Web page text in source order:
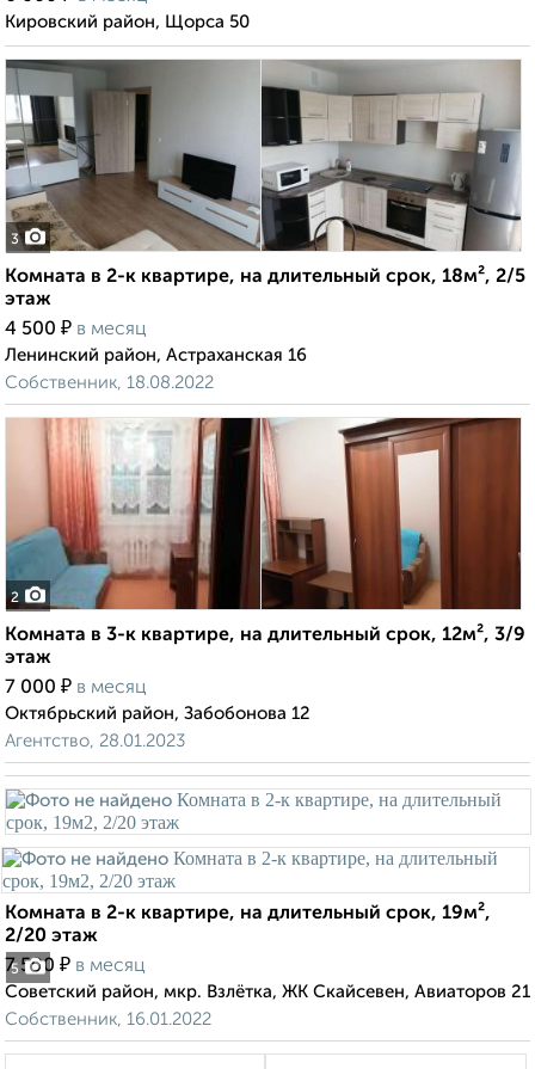
Кировский район, Щорса 50
3
Комната в 2-к квартире, на длительный срок, 18м², 2/5
этаж
4 500 ₽ в месяц
Ленинский район, Астраханская 16
Собственник, 18.08.2022
2
Комната в 3-к квартире, на длительный срок, 12м², 3/9
этаж
7 000 ₽ в месяц
Октябрьский район, Забобонова 12
Агентство, 28.01.2023
5
Комната в 2-к квартире, на длительный срок, 19м²,
2/20 этаж
7 500 ₽ в месяц
Советский район, мкр. Взлётка, ЖК Скайсевен, Авиаторов 21
Собственник, 16.01.2022